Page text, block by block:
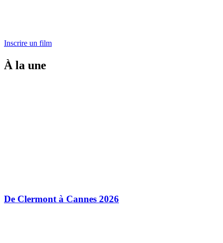
Inscrire un film
À la une
De Clermont à Cannes 2026